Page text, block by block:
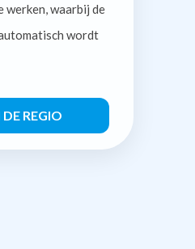
werken, waarbij de
wordt
REGIO